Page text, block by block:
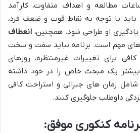
مطالعه و اهداف متفاوت، کارآمد
باید با توجه به نقاط قوت و ضعف فرد،
یادگیری او طراحی شود. همچنین، انعطاف
های مهم است. برنامه نباید سفت و سخت
برای تغییرات غیرمنتظره، روزهای
بیشتر یک مبحث خاص را در خود داشته
شامل زمان های جبرانی و استراحت کافی
داوطلب جلوگیری کنند.
کنکوری موفق: